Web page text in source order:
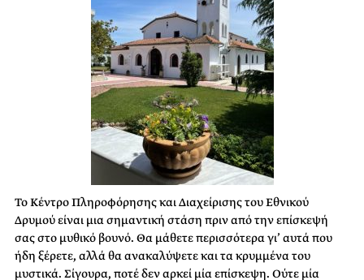
Το Κέντρο Πληροφόρησης και Διαχείρισης του Εθνικού
Δρυμού είναι μια σημαντική στάση πριν από την επίσκεψή
σας στο μυθικό βουνό. Θα μάθετε περισσότερα γι’ αυτά που
ήδη ξέρετε, αλλά θα ανακαλύψετε και τα κρυμμένα του
μυστικά. Σίγουρα, ποτέ δεν αρκεί μία επίσκεψη. Ούτε μία